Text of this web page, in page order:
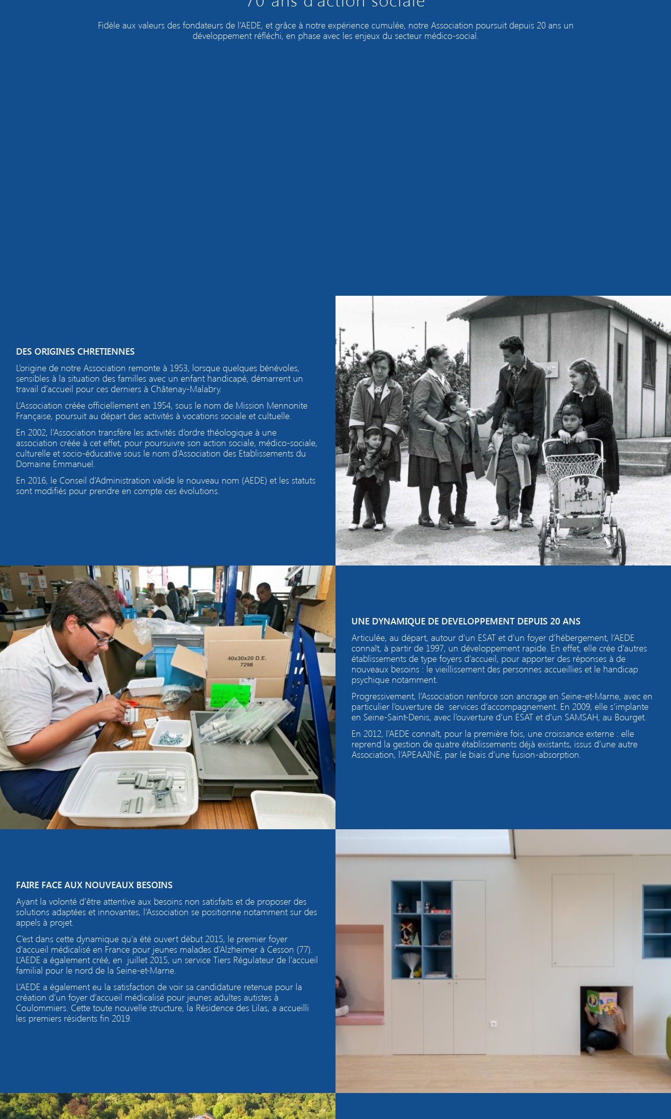
Fidèle aux valeurs des fondateurs de l’AEDE, et grâce à notre expérience cumulée, notre Association poursuit depuis 20 ans un
développement réfléchi, en phase avec les enjeux du secteur médico-social.
DES ORIGINES CHRETIENNES
L’origine de notre Association remonte à 1953, lorsque quelques bénévoles,
sensibles à la situation des familles avec un enfant handicapé, démarrent un
travail d’accueil pour ces derniers à Châtenay-Malabry.
L’Association créée officiellement en 1954, sous le nom de Mission Mennonite
Française, poursuit au départ des activités à vocations sociale et cultuelle.
En 2002, l’Association transfère les activités d’ordre théologique à une
association créée à cet effet, pour poursuivre son action sociale, médico-sociale,
culturelle et socio-éducative sous le nom d’Association des Etablissements du
Domaine Emmanuel.
En 2016, le Conseil d’Administration valide le nouveau nom (AEDE) et les statuts
sont modifiés pour prendre en compte ces évolutions.
UNE DYNAMIQUE DE DEVELOPPEMENT DEPUIS 20 ANS
Articulée, au départ, autour d’un ESAT et d’un foyer d’hébergement, l’AEDE
connaît, à partir de 1997, un développement rapide. En effet, elle crée d’autres
établissements de type foyers d’accueil, pour apporter des réponses à de
nouveaux besoins : le vieillissement des personnes accueillies et le handicap
psychique notamment.
Progressivement, l’Association renforce son ancrage en Seine-et-Marne, avec en
particulier l’ouverture de services d’accompagnement. En 2009, elle s’implante
en Seine-Saint-Denis, avec l’ouverture d’un ESAT et d’un SAMSAH, au Bourget.
En 2012, l’AEDE connaît, pour la première fois, une croissance externe : elle
reprend la gestion de quatre établissements déjà existants, issus d’une autre
Association, l’APEAAINE, par le biais d’une fusion-absorption.
FAIRE FACE AUX NOUVEAUX BESOINS
Ayant la volonté d’être attentive aux besoins non satisfaits et de proposer des
solutions adaptées et innovantes, l’Association se positionne notamment sur des
appels à projet.
C’est dans cette dynamique qu’a été ouvert début 2015, le premier foyer
d’accueil médicalisé en France pour jeunes malades d’Alzheimer à Cesson (77).
L’AEDE a également créé, en juillet 2015, un service Tiers Régulateur de l’accueil
familial pour le nord de la Seine-et-Marne.
L’AEDE a également eu la satisfaction de voir sa candidature retenue pour la
création d’un foyer d’accueil médicalisé pour jeunes adultes autistes à
Coulommiers. Cette toute nouvelle structure, la Résidence des Lilas, a accueilli
les premiers résidents fin 2019.